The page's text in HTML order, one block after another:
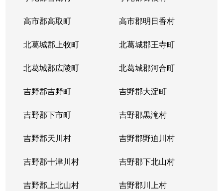
高市郡高取町 高市郡明日香村
北葛城郡上牧町 北葛城郡王寺町
北葛城郡広陵町 北葛城郡河合町
吉野郡吉野町 吉野郡大淀町
吉野郡下市町 吉野郡黒滝村
吉野郡天川村 吉野郡野迫川村
吉野郡十津川村 吉野郡下北山村
吉野郡上北山村 吉野郡川上村